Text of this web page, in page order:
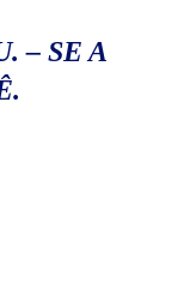
– SE A